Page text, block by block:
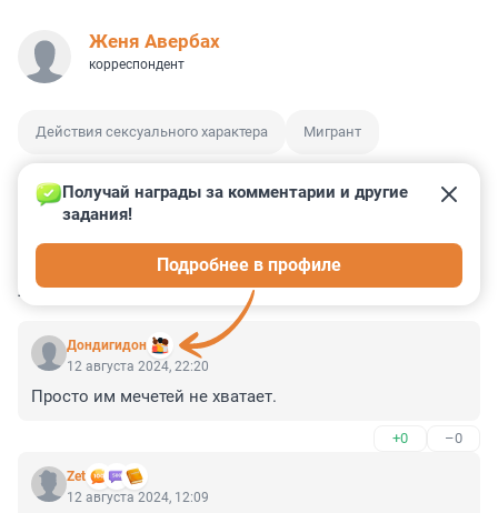
Женя Авербах
корреспондент
Действия сексуального характера Мигрант
КОММЕНТАРИИ 24
Дондигидон
Получай награды за комментарии и другие
задания!
Подробнее в профиле
12 августа 2024, 22:20
Просто им мечетей не хватает.
+0 –0
Zet
12 августа 2024, 12:09